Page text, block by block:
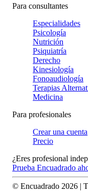
Para consultantes
Especialidades
Psicología
Nutrición
Psiquiatría
Derecho
Kinesiología
Fonoaudiología
Terapias
Medicina
Para profesionales
Crear una cuenta
Precio
¿Eres profesional
Prueba Encuadrado
© Encuadrado 2026 |